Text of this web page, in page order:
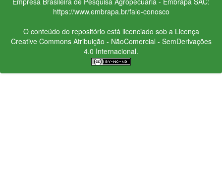
https://www.embrapa.br/fale-conosco
O conteúdo do repositório está licenciado sob a Licença
Creative CommonsAtribuição - NãoComercial - SemDerivações
4.0 Internacional.